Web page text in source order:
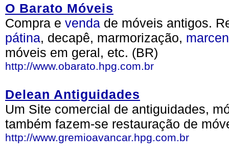
O Barato Móveis
Compra e venda de móveis antigos.
pátina, decapê, marmorização,
móveis em geral, etc. (BR)
http://www.obarato.hpg.com.br
Delean Antiguidades
Um Site comercial de antiguidades,
também fazem-se restauração de
http://www.gremioavancar.hpg.com.br